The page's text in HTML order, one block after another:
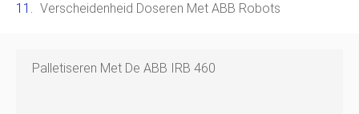
Verscheidenheid Doseren Met ABB Robots
Palletiseren Met De ABB IRB 460